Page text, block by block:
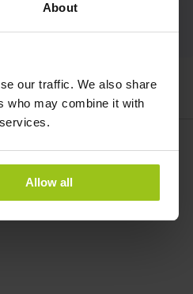
About
our traffic. We also share
who may combine it with
Allow all